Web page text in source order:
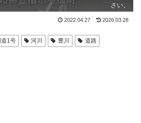
さい。
2022.04.27 2026.03.28
道1号 河川 豊川 道路